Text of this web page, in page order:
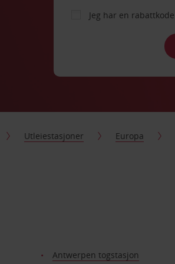
Jeg har en
Utleiestasjoner Europa
Antwerpen togstasjon